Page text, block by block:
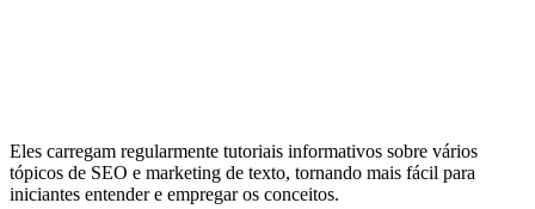
Eles carregam regularmente tutoriais informativos sobre vários
tópicos de SEO e marketing de texto, tornando mais fácil para
iniciantes entender e empregar os conceitos.